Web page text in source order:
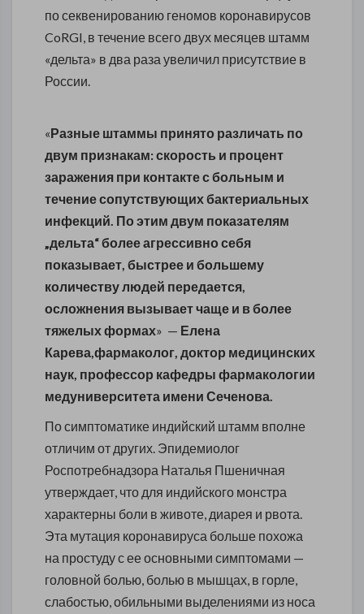
по секвенированию геномов коронавирусов
CoRGI, в течение всего двух месяцев штамм
«дельта» в два раза увеличил присутствие в
России.
«Разные штаммы принято различать по
двум признакам: скорость и процент
заражения при контакте с больным и
течение сопутствующих бактериальных
инфекций. По этим двум показателям
„дельта“ более агрессивно себя
показывает, быстрее и большему
количеству людей передается,
осложнения вызывает чаще и в более
тяжелых формах» — Елена
Карева,фармаколог, доктор медицинских
наук, профессор кафедры фармакологии
медуниверситета имени Сеченова.
По симптоматике индийский штамм вполне
отличим от других. Эпидемиолог
Роспотребнадзора Наталья Пшеничная
утверждает, что для индийского монстра
характерны боли в животе, диарея и рвота.
Эта мутация коронавируса больше похожа
на простуду с ее основными симптомами —
головной болью, болью в мышцах, в горле,
слабостью, обильными выделениями из носа